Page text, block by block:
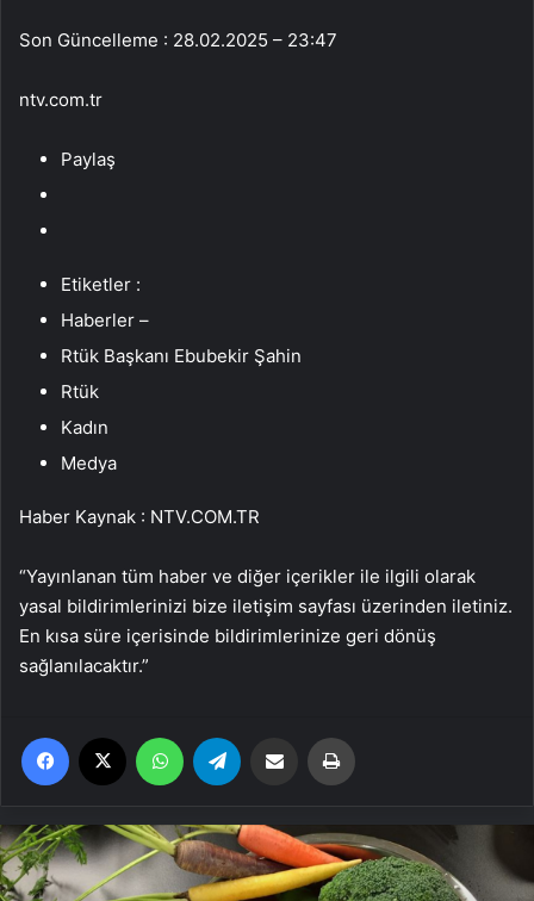
Son Güncelleme : 28.02.2025 – 23:47
ntv.com.tr
Paylaş
Etiketler :
Haberler –
Rtük Başkanı Ebubekir Şahin
Rtük
Kadın
Medya
Haber Kaynak : NTV.COM.TR
“Yayınlanan tüm haber ve diğer içerikler ile ilgili olarak
yasal bildirimlerinizi bize iletişim sayfası üzerinden iletiniz.
En kısa süre içerisinde bildirimlerinize geri dönüş
sağlanılacaktır.”
Facebook WhatsApp Email'den paylaş